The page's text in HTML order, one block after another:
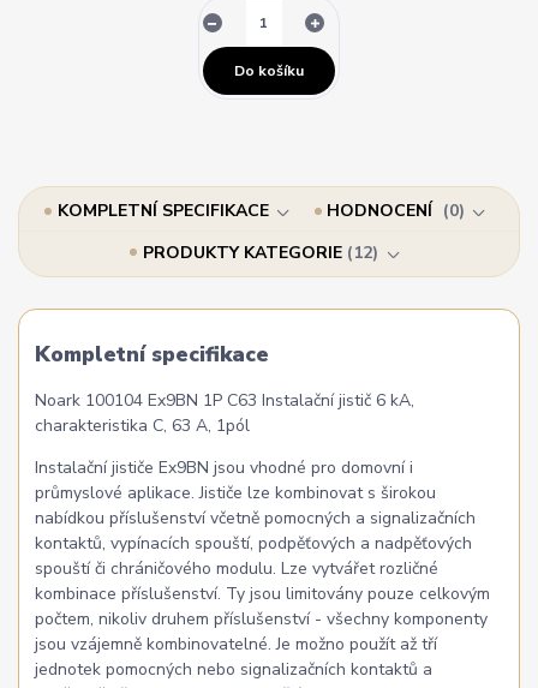
Do košíku
KOMPLETNÍ SPECIFIKACE HODNOCENÍ
0
PRODUKTY KATEGORIE 12
Kompletní specifikace
Noark 100104 Ex9BN 1P C63 Instalační jistič 6 kA,
charakteristika C, 63 A, 1pól
Instalační jističe Ex9BN jsou vhodné pro domovní i
průmyslové aplikace. Jističe lze kombinovat s širokou
nabídkou příslušenství včetně pomocných a signalizačních
kontaktů, vypínacích spouští, podpěťových a nadpěťových
spouští či chráničového modulu. Lze vytvářet rozličné
kombinace příslušenství. Ty jsou limitovány pouze celkovým
počtem, nikoliv druhem příslušenství - všechny komponenty
jsou vzájemně kombinovatelné. Je možno použít až tří
jednotek pomocných nebo signalizačních kontaktů a